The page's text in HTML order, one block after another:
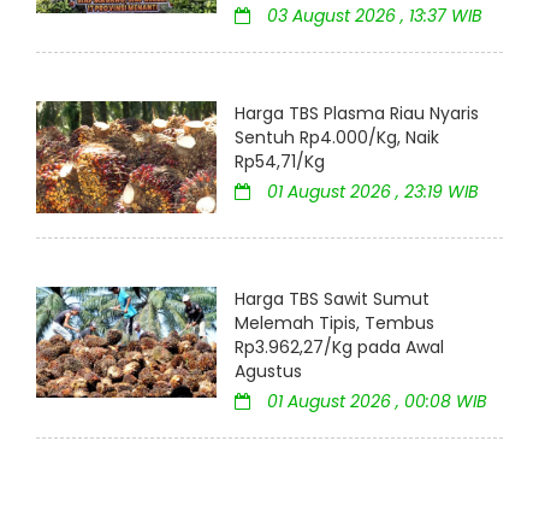
03 August 2026 , 13:37 WIB
Harga TBS Plasma Riau Nyaris
Sentuh Rp4.000/Kg, Naik
Rp54,71/Kg
01 August 2026 , 23:19 WIB
Harga TBS Sawit Sumut
Melemah Tipis, Tembus
Rp3.962,27/Kg pada Awal
Agustus
01 August 2026 , 00:08 WIB